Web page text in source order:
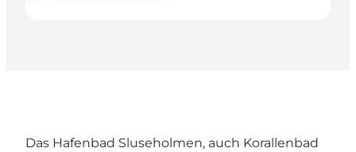
Das Hafenbad Sluseholmen, auch Korallenbad